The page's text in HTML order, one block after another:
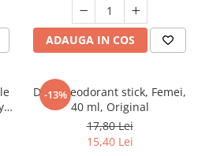
și
ADAUGA IN COS
-13%
Dove Deodorant stick, Femei,
40 ml, Original
17,80 Lei
15,40 Lei